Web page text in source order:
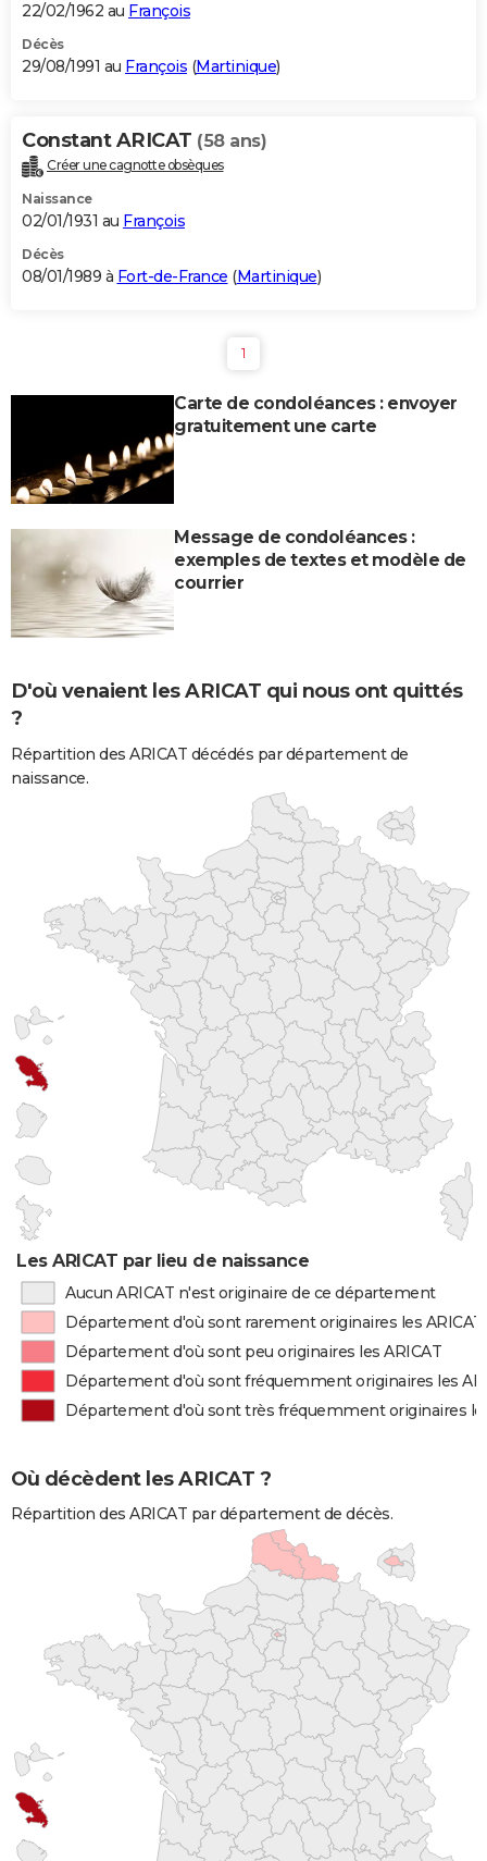
22/02/1962 au François
Décès
29/08/1991 au François (Martinique)
Constant ARICAT (58 ans)
Créer une cagnotte obsèques
Naissance
02/01/1931 au François
Décès
08/01/1989 à Fort-de-France (Martinique)
1
Carte de condoléances : envoyer
gratuitement une carte
Message de condoléances :
exemples de textes et modèle de
courrier
D'où venaient les ARICAT qui nous ont quittés
?
Répartition des ARICAT décédés par département de
naissance.
Les ARICAT par lieu de naissance
Aucun ARICAT n'est originaire de ce département
Département d'où sont rarement originaires les ARICAT
Département d'où sont peu originaires les ARICAT
Département d'où sont fréquemment originaires les
Département d'où sont très fréquemment originaires
Où décèdent les ARICAT ?
Répartition des ARICAT par département de décès.